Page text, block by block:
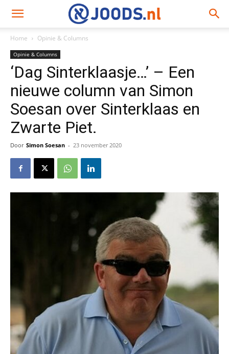
Home Opinie & Columns
Opinie & Columns
‘Dag Sinterklaasje…’ – Een
nieuwe column van Simon
Soesan over Sinterklaas en
Zwarte Piet.
Door Simon Soesan - 23 november 2020